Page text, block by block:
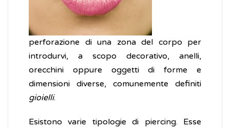
perforazione di una zona del corpo per
introdurvi, a scopo decorativo, anelli,
orecchini oppure oggetti di forme e
dimensioni diverse, comunemente definiti
gioielli.
Esistono varie tipologie di piercing. Esse